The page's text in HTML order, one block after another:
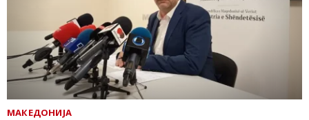
МАКЕДОНИЈА